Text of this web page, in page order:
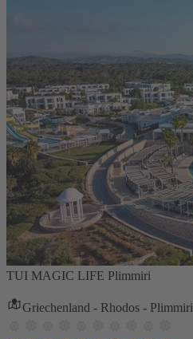
TUI MAGIC LIFE Plimmiri
Griechenland - Rhodos - Plimmiri